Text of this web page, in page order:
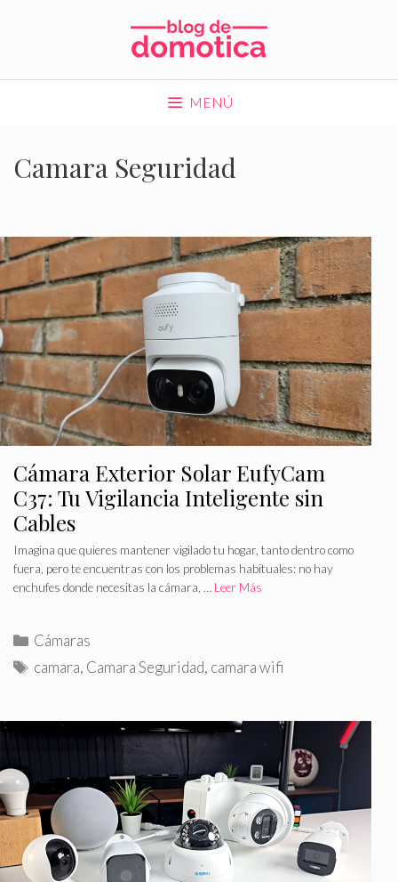
MENÚ
Camara Seguridad
Cámara Exterior Solar EufyCam
C37: Tu Vigilancia Inteligente sin
Cables
Imagina que quieres mantener vigilado tu hogar, tanto dentro como
fuera, pero te encuentras con los problemas habituales: no hay
enchufes donde necesitas la cámara, … Leer Más
C
g
í
a
s
Cámaras
E
t
a
s
camara, Camara Seguridad, camara wifi